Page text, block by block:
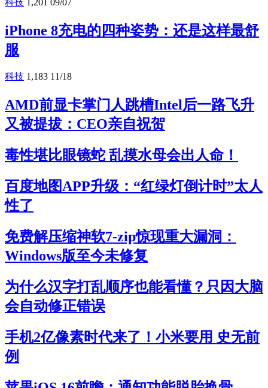
iPhone 8充电的四种姿势：还是这样最舒
服
科技 1,183 11/18
AMD前显卡掌门人跳槽Intel后一路飞升
又被提拔：CEO亲自祝贺
毒性堪比眼镜蛇 乱摸水母会出人命！
百度地图APP升级：“红绿灯倒计时”太人
性了
免费解压缩神软7-zip惊现重大漏洞：
Windows版至今未修复
为什么汉字打乱顺序也能看懂？只因大脑
会自动修正错误
手机2亿像素时代来了！小米要用 史无前
例